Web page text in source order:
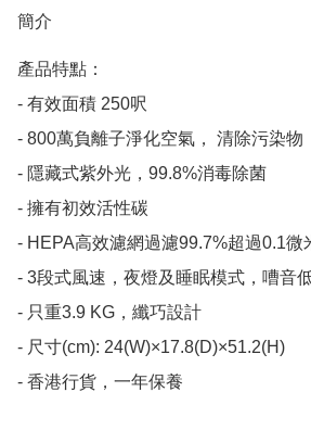
簡介
產品特點：
- 有效面積 250呎
- 800萬負離子淨化空氣， 清除污染物
- 隱藏式紫外光，99.8%消毒除菌
- 擁有初效活性碳
- HEPA高效濾網過濾99.7%超過0.1微
- 3段式風速，夜燈及睡眠模式，嘈音
- 只重3.9 KG，纖巧設計
- 尺寸(cm): 24(W)×17.8(D)×51.2(H)
- 香港行貨，一年保養